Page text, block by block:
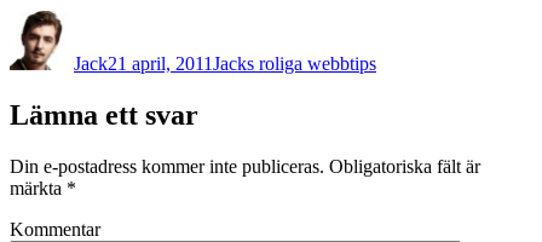
(Öppnas
i
ett
nytt
fönster)
nytt
fönster)
Jack21 april, 2011Jacks roliga webbtips
Lämna ett svar
Din e-postadress kommer inte publiceras. Obligatoriska fält är
märkta *
Kommentar